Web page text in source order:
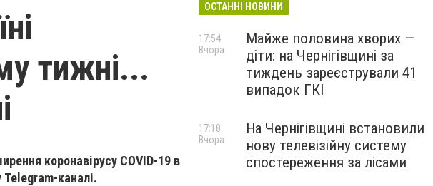
тижні...
коронавірусу COVID-19 в
каналі.
ОСТАННІ НОВИНИ
Майже половина хворих —
діти: на Чернігівщині за
тиждень зареєстрували 41
випадок ГКІ
17:54
Вчора
На Чернігівщині встановили
нову телевізійну систему
спостереження за лісами
17:18
Вчора